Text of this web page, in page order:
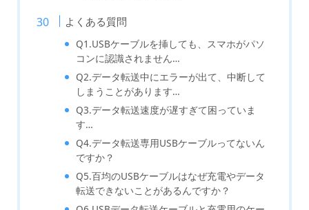
よくある質問
Q1.USBケーブルを挿しても、スマホがパソ
コンに認識されません…
Q2.データ転送中にエラーが出て、中断して
しまうことがあります…
Q3.データ転送速度が遅すぎて困っていま
す…
Q4.データ転送専用USBケーブルってないん
ですか？
Q5.百均のUSBケーブルはなぜ充電やデータ
転送できないことがあるんですか？